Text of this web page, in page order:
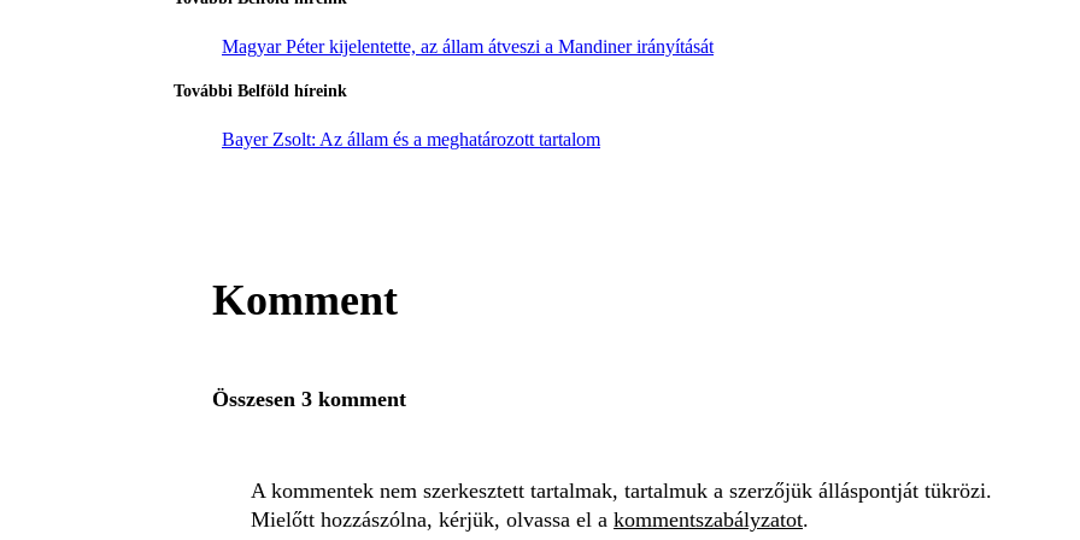
Magyar Péter kijelentette, az állam átveszi a Mandiner irányítását
További Belföld híreink
Bayer Zsolt: Az állam és a meghatározott tartalom
Komment
Összesen 3 komment
A kommentek nem szerkesztett tartalmak, tartalmuk a szerzőjük álláspontját tükrözi.
Mielőtt hozzászólna, kérjük, olvassa el a kommentszabályzatot.